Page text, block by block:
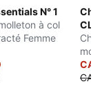
N° 1
à col
Femme